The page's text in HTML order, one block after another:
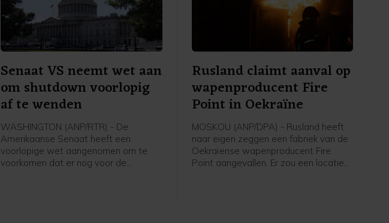
Senaat VS neemt wet aan
om shutdown voorlopig
af te wenden
WASHINGTON (ANP/RTR) - De
Amerikaanse Senaat heeft een
voorlopige wet aangenomen om te
voorkomen dat er nog voor de
Rusland claimt aanval op
wapenproducent Fire
Point in Oekraïne
MOSKOU (ANP/DPA) - Rusland heeft
naar eigen zeggen een fabriek van de
Oekraïense wapenproducent Fire
Point aangevallen. Er zou een locatie